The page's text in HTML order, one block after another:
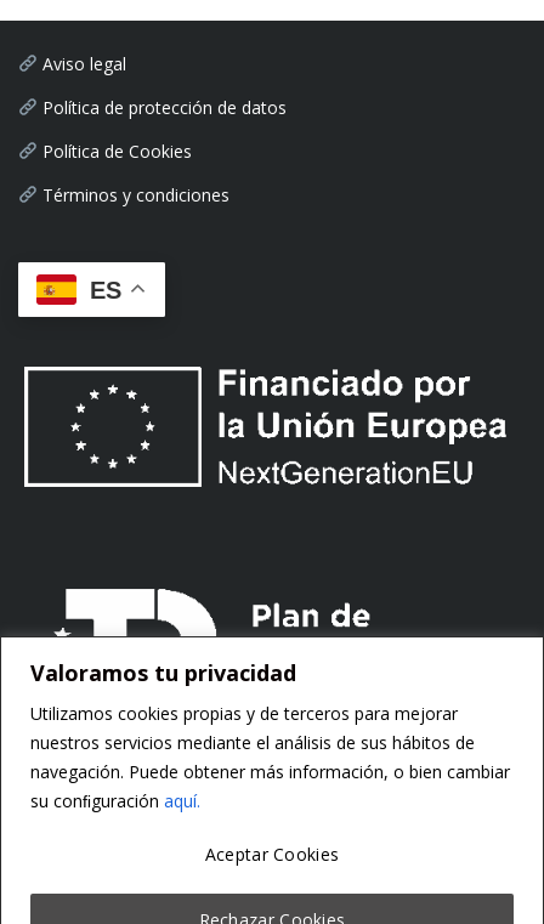
Valoramos tu privacidad
Utilizamos cookies propias y de terceros para mejorar
nuestros servicios mediante el análisis de sus hábitos de
navegación. Puede obtener más información, o bien cambiar
su conﬁguración aquí.
Rechazar Cookies
Aceptar Cookies
Aviso legal
Política de protección de datos
Política de Cookies
Términos y condiciones
ES